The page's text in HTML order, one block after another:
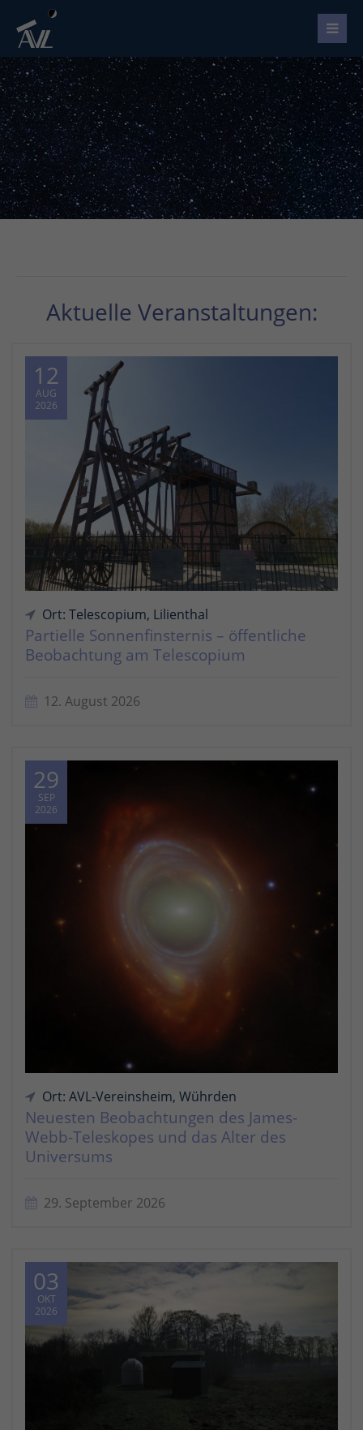
Aktuelle Veranstaltungen:
12
AUG
2026
Ort: Telescopium, Lilienthal
Partielle Sonnenfinsternis – öffentliche
Beobachtung am Telescopium
12. August 2026
29
SEP
2026
Ort: AVL-Vereinsheim, Wührden
Neuesten Beobachtungen des James-
Webb-Teleskopes und das Alter des
Universums
29. September 2026
03
OKT
2026